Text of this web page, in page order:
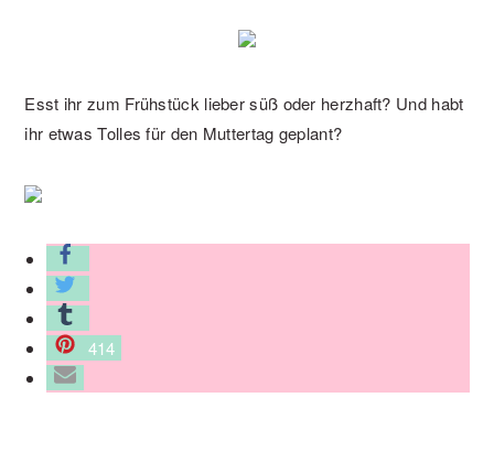
Esst ihr zum Frühstück lieber süß oder herzhaft? Und habt
ihr etwas Tolles für den Muttertag geplant?
414